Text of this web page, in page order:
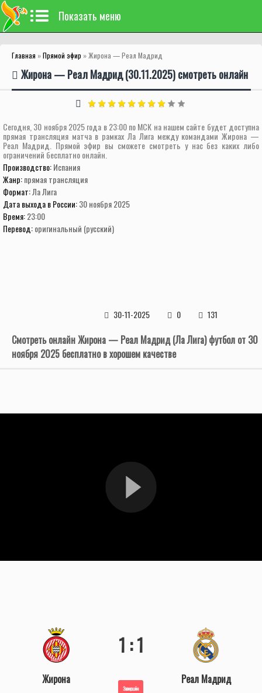
Показать меню
Главная »Прямой эфир » Жирона — Реал Мадрид
Жирона — Реал Мадрид (30.11.2025) смотреть онлайн
Сегодня, 30 ноября 2025 года в 23:00 по МСК на нашем сайте будет доступна
прямая трансляция матча в рамках Ла Лига между командами Жирона —
Реал Мадрид. Прямой эфир вы сможете смотреть у нас без каких либо
ограничений бесплатно онлайн.
Производство:Испания
Жанр:прямая трансляция
Формат:Ла Лига
Дата выхода в России:30 ноября 2025
Время:23:00
Перевод:оригинальный (русский)
30-11-2025 0 131
Смотреть онлайн Жирона — Реал Мадрид (Ла Лига) футбол от 30
ноября 2025 бесплатно в хорошем качестве
Жирона
1 : 1
Завершён
Реал Мадрид